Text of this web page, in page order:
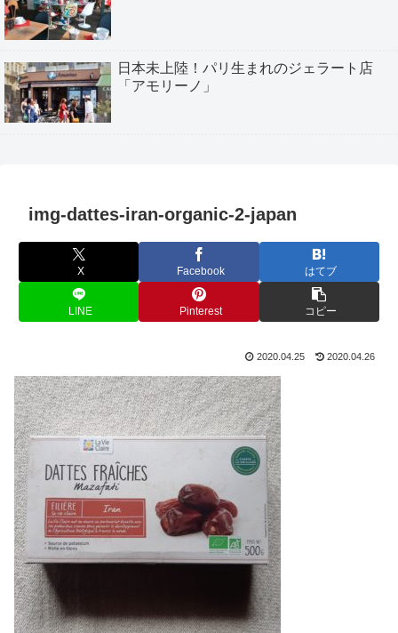
日本未上陸！パリ生まれのジェラート店
「アモリーノ」
img-dattes-iran-organic-2-japan
X Facebook はてブ
LINE Pinterest コピー
2020.04.25 2020.04.26